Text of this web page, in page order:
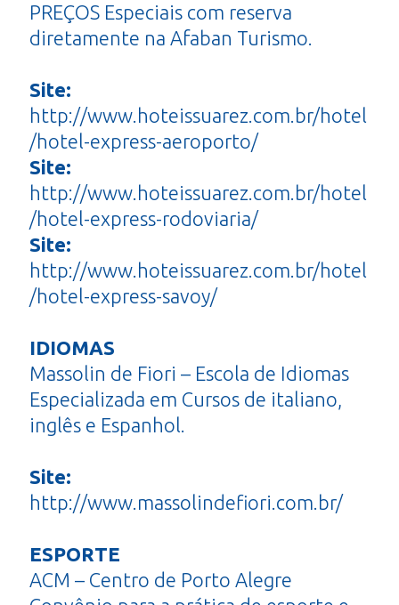
PREÇOS Especiais com reserva
diretamente na Afaban Turismo.
Site:
http://www.hoteissuarez.com.br/hotel
/hotel-express-aeroporto/
Site:
http://www.hoteissuarez.com.br/hotel
/hotel-express-rodoviaria/
Site:
http://www.hoteissuarez.com.br/hotel
/hotel-express-savoy/
IDIOMAS
Massolin de Fiori – Escola de Idiomas
Especializada em Cursos de italiano,
inglês e Espanhol.
Site:
http://www.massolindefiori.com.br/
ESPORTE
ACM – Centro de Porto Alegre